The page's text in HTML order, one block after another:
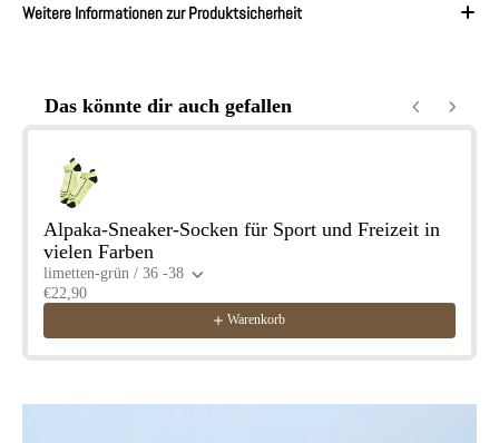
Weitere Informationen zur Produktsicherheit
Das könnte dir auch gefallen
Alpaka-Sneaker-Socken für Sport und Freizeit in
vielen Farben
limetten-grün / 36 -38
€22,90
Warenkorb